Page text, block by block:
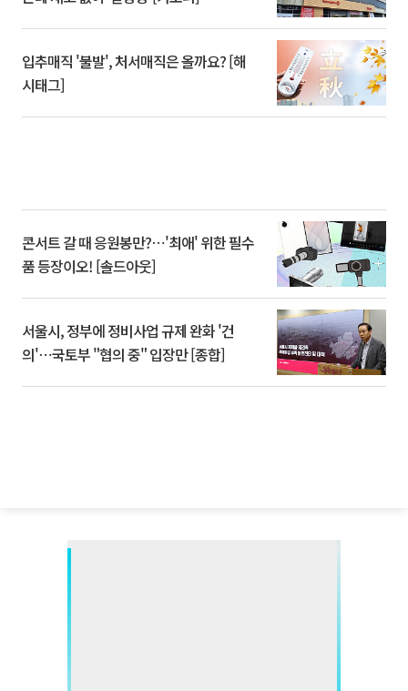
입추매직 '불발', 처서매직은 올까요? [해
시태그]
콘서트 갈 때 응원봉만?⋯'최애' 위한 필수
품 등장이오! [솔드아웃]
서울시, 정부에 정비사업 규제 완화 '건
의'⋯국토부 "협의 중" 입장만 [종합]